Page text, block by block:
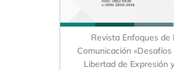
Revista Enfoques de
Comunicación «Desafíos
Libertad de Expresión